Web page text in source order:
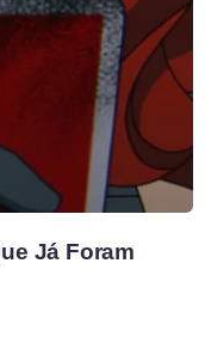
Já Foram